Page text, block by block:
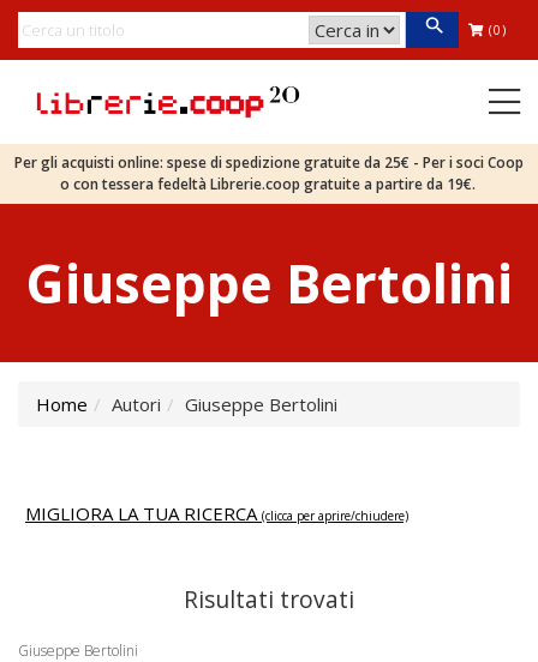
(0)
Per gli acquisti online: spese di spedizione gratuite da 25€ - Per i soci Coop
o con tessera fedeltà Librerie.coop gratuite a partire da 19€.
Giuseppe Bertolini
Home Autori Giuseppe Bertolini
MIGLIORA LA TUA RICERCA (clicca per aprire/chiudere)
Risultati trovati
Giuseppe Bertolini